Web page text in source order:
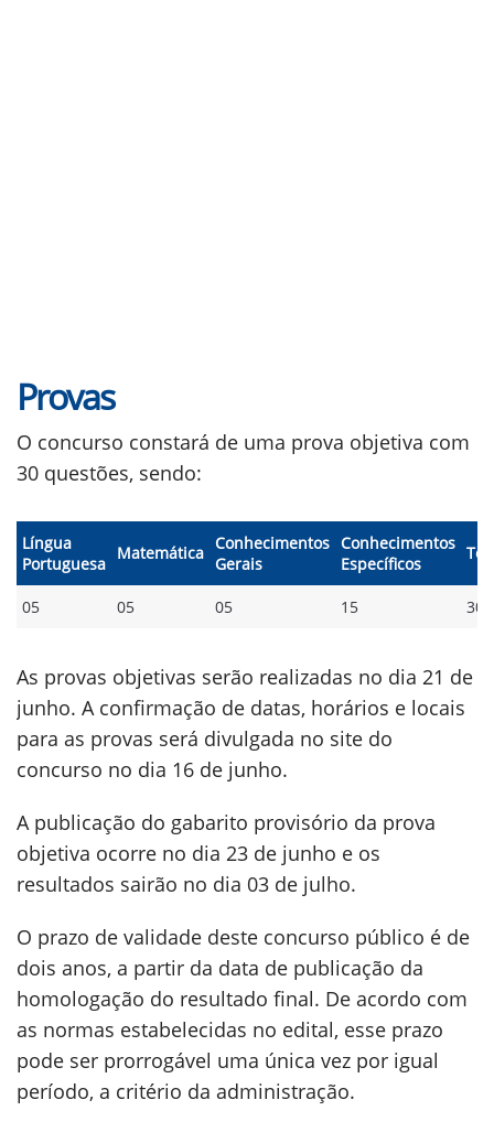
Provas
O concurso constará de uma prova objetiva com
30 questões, sendo:
Língua
Portuguesa
Matemática Conhecimentos
Gerais
Conhecimentos
Específicos
05 05 05 15 30
As provas objetivas serão realizadas no dia 21 de
junho. A confirmação de datas, horários e locais
para as provas será divulgada no site do
concurso no dia 16 de junho.
A publicação do gabarito provisório da prova
objetiva ocorre no dia 23 de junho e os
resultados sairão no dia 03 de julho.
O prazo de validade deste concurso público é de
dois anos, a partir da data de publicação da
homologação do resultado final. De acordo com
as normas estabelecidas no edital, esse prazo
pode ser prorrogável uma única vez por igual
período, a critério da administração.